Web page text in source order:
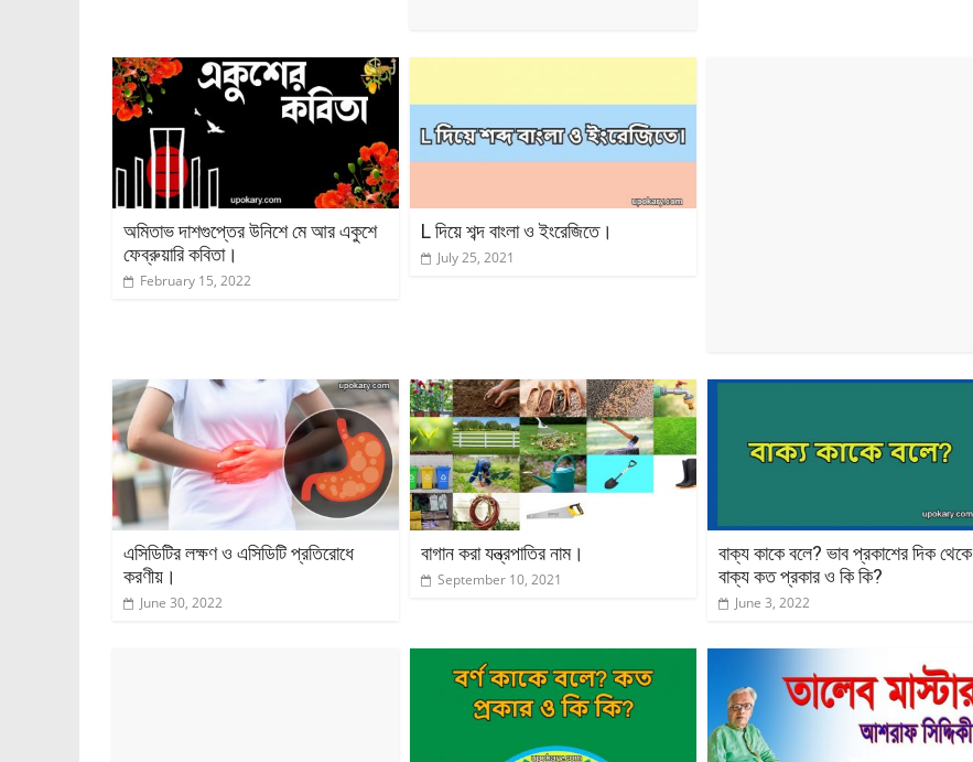
অমিতাভ দাশগুপ্তের উনিশে মে আর একুশে
ফেব্রুয়ারি কবিতা।
February 15, 2022
L দিয়ে শব্দ বাংলা ও ইংরেজিতে।
July 25, 2021
এসিডিটির লক্ষণ ও এসিডিটি প্রতিরোধে
করণীয়।
June 30, 2022
বাগান করা যন্ত্রপাতির নাম।
September 10, 2021
বাক্য কাকে বলে? ভাব প্রকাশের দিক থেকে
বাক্য কত প্রকার ও কি কি?
June 3, 2022